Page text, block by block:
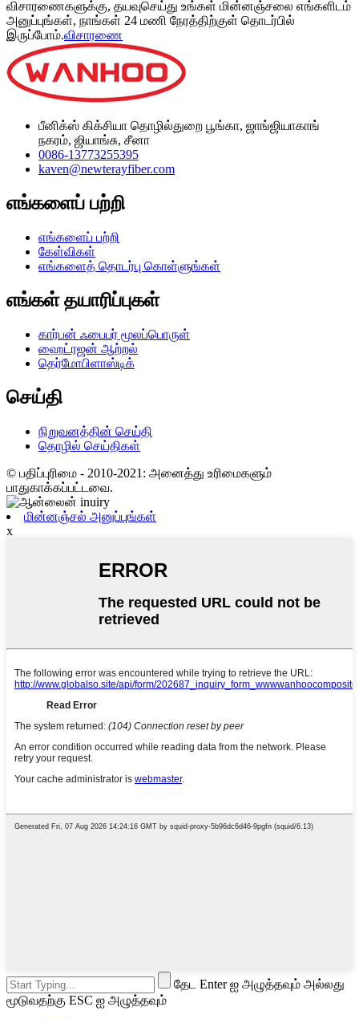
விசாரணைகளுக்கு, தயவுசெய்து உங்கள் மின்னஞ்சலை எங்களிடம்
அனுப்புங்கள், நாங்கள் 24 மணி நேரத்திற்குள் தொடர்பில்
இருப்போம்.விசாரணை
பீனிக்ஸ் கிக்சியா தொழில்துறை பூங்கா, ஜாங்ஜியாகாங்
நகரம், ஜியாங்சு, சீனா
0086-13773255395
kaven@newterayfiber.com
எங்களைப் பற்றி
எங்களைப் பற்றி
கேள்விகள்
எங்களைத் தொடர்பு கொள்ளுங்கள்
எங்கள் தயாரிப்புகள்
கார்பன் ஃபைபர் மூலப்பொருள்
ஹைட்ரஜன் ஆற்றல்
தெர்மோபிளாஸ்டிக்
செய்தி
நிறுவனத்தின் செய்தி
தொழில் செய்திகள்
© பதிப்புரிமை - 2010-2021: அனைத்து உரிமைகளும்
பாதுகாக்கப்பட்டவை.
மின்னஞ்சல் அனுப்புங்கள்
x
தேட Enter ஐ அழுத்தவும் அல்லது
மூடுவதற்கு ESC ஐ அழுத்தவும்